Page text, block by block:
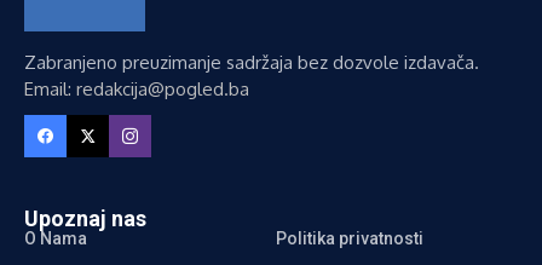
Zabranjeno preuzimanje sadržaja bez dozvole izdavača.
Email: redakcija@pogled.ba
Upoznaj nas
O Nama
Politika privatnosti